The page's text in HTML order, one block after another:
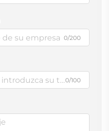
0/200
0/100